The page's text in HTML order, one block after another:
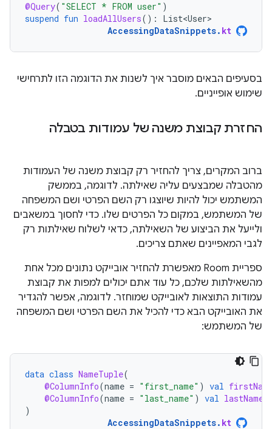
@Query( "SELECT * FROM user" )
suspend fun loadAllUsers():
List<User>
AccessingDataSnippets. kt
בסעיפים הבאים מוסבר איך לשנות את הדוגמה הזו לתרחישי
שימוש אופייניים.
החזרת קבוצת משנה של עמודות בטבלה
ברוב המקרים, צריך להחזיר רק קבוצת משנה של העמודות
מהטבלה שמבצעים עליה שאילתה. לדוגמה, בממשק
המשתמש יכול להיות שיוצגו רק השם הפרטי ושם המשפחה
של המשתמש, במקום כל הפרטים שלו. כדי לחסוך במשאבים
ולייעל את הביצוע של השאילתה, כדאי לשלוח שאילתות רק
לגבי המאפיינים שאתם צריכים.
ספריית Room מאפשרת להחזיר אובייקט נתונים מכל אחת
מהשאילתות שלכם, כל עוד אתם יכולים למפות את קבוצת
עמודות התוצאות לאובייקט שמוחזר. לדוגמה, אפשר להגדיר
את האובייקט הבא כדי להכיל את השם הפרטי ושם המשפחה
של המשתמש:
data class NameTuple(
@ColumnInfo(name = "first_name" ) val
@ColumnInfo(name = "last_name" ) val lastName
)
AccessingDataSnippets. kt